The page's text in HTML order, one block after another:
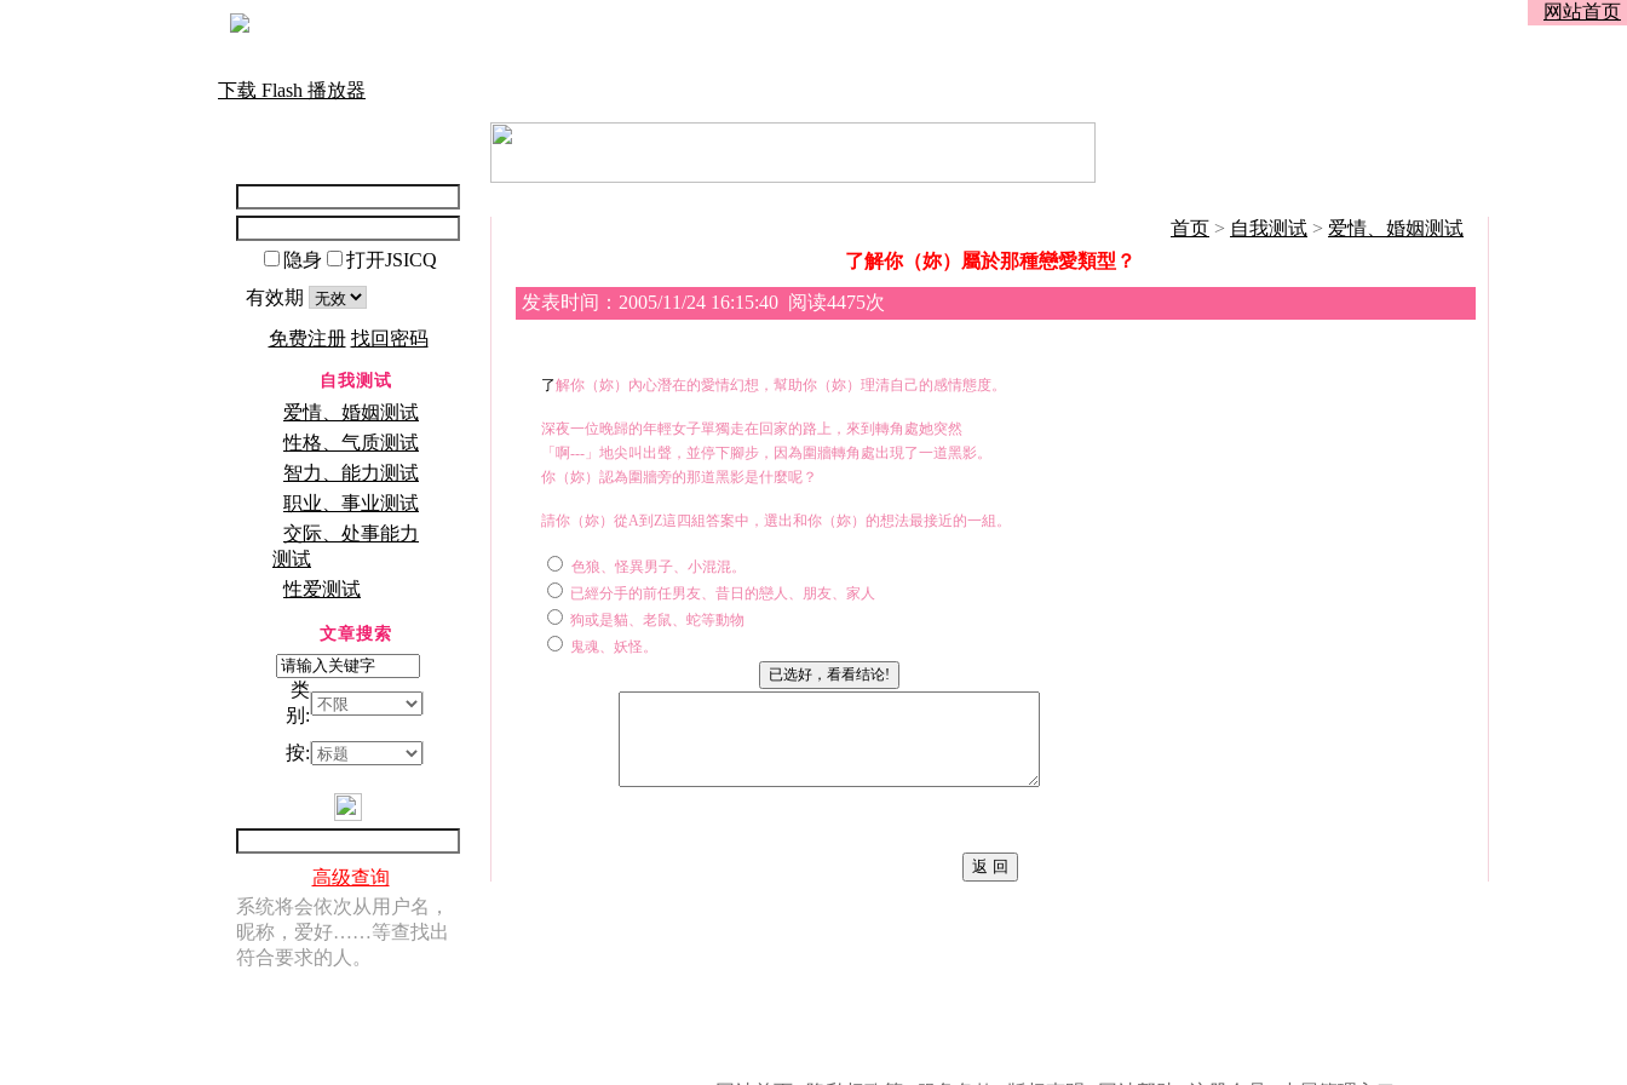
网站首页
下载 Flash 播放器
隐身
打开JSICQ
有效期
免费注册 找回密码
自我测试
爱情、婚姻测试
性格、气质测试
智力、能力测试
职业、事业测试
交际、处事能力
测试
性爱测试
文章搜索
类
别:
按:
高级查询
系统将会依次从用户名，
昵称，爱好……等查找出
符合要求的人。
首页 > 自我测试 > 爱情、婚姻测试
了解你（妳）屬於那種戀愛類型？
发表时间： 2005/11/24 16:15:40 阅读4475次
了解你（妳）內心潛在的愛情幻想，幫助你（妳）理清自己的感情態度。
深夜一位晚歸的年輕女子單獨走在回家的路上，來到轉角處她突然
「啊---」地尖叫出聲，並停下腳步，因為圍牆轉角處出現了一道黑影。
你（妳）認為圍牆旁的那道黑影是什麼呢？
請你（妳）從A到Z這四組答案中，選出和你（妳）的想法最接近的一組。
色狼、怪異男子、小混混。
已經分手的前任男友、昔日的戀人、朋友、家人
狗或是貓、老鼠、蛇等動物
鬼魂、妖怪。